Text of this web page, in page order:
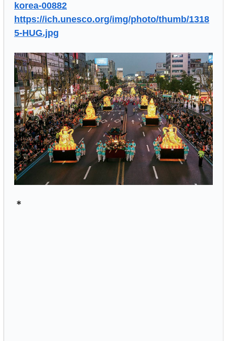
korea-00882
https://ich.unesco.org/img/photo/thumb/1318
5-HUG.jpg
＊